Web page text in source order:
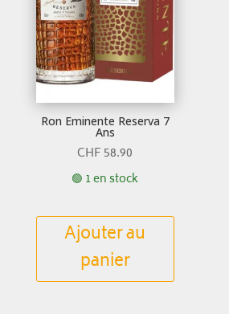
Ron Eminente Reserva 7
Ans
CHF 58.90
🟢 1 en stock
Ajouter au
panier